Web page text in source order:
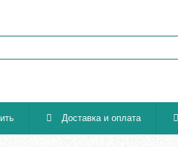
Доставка и оплата